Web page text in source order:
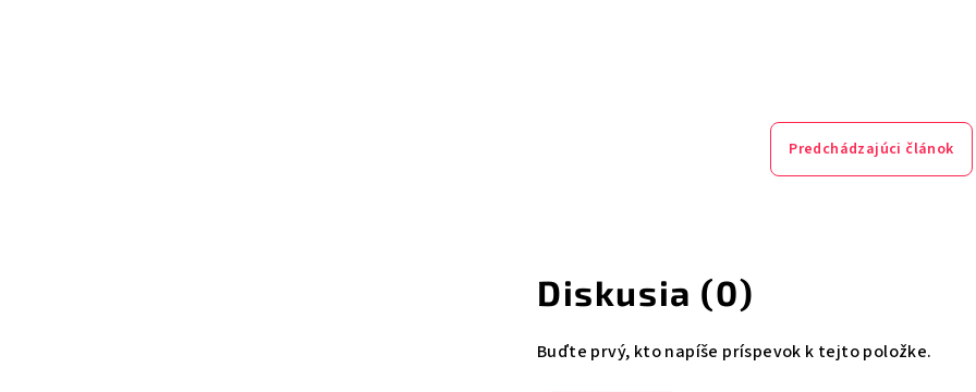
Predchádzajúci článok
Diskusia (0)
Buďte prvý, kto napíše príspevok k tejto položke.